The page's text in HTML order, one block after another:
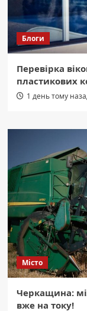
Блоги
Перевірка
пластикових
1 день тому
Місто
Черкащина:
вже на току!